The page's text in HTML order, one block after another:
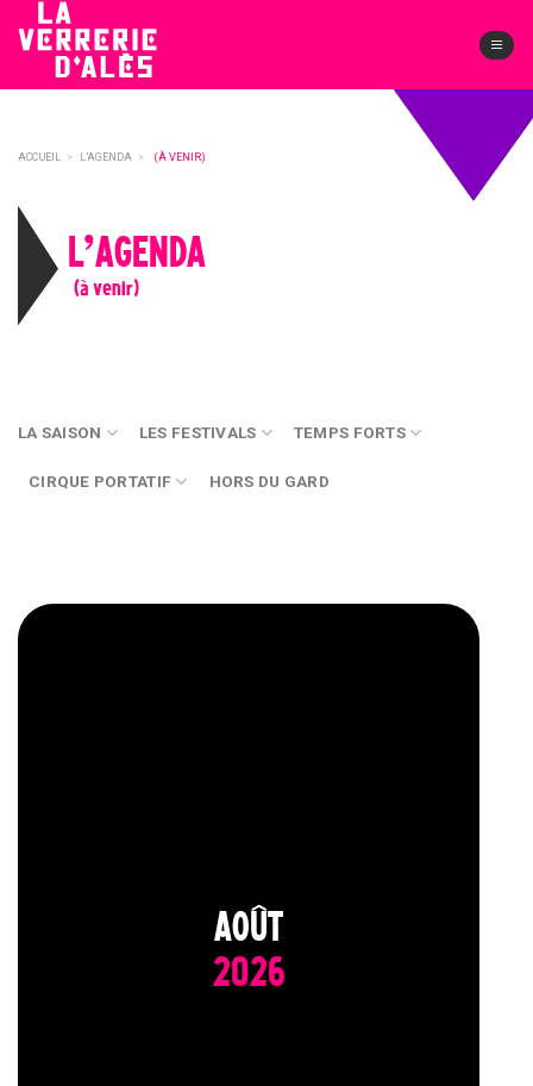
content
ACCUEIL > L’AGENDA > (À VENIR)
L’AGENDA
(à venir)
LA SAISON LES FESTIVALS TEMPS FORTS
CIRQUE PORTATIF HORS DU GARD
AOÛT
2026